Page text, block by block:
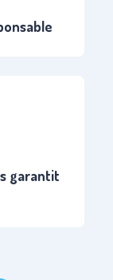
garantit